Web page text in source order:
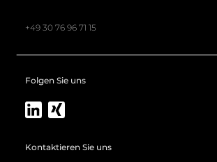
+49 30 76 96 71 15
Folgen Sie uns
Kontaktieren Sie uns